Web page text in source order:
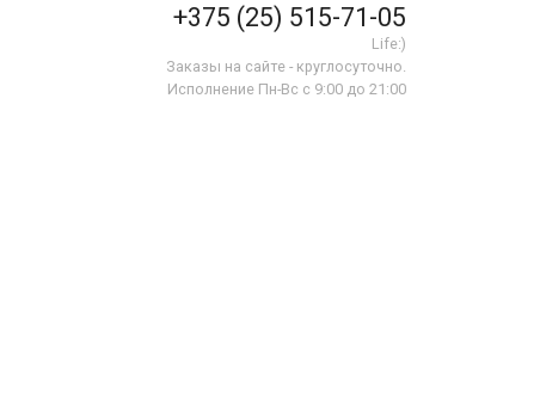
+375 (25) 515-71-05
Life:)
Заказы на сайте - круглосуточно.
Исполнение Пн-Вс с 9:00 до 21:00